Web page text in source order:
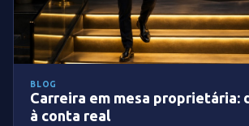
BLOG
Carreira em mesa proprietária:
à conta real